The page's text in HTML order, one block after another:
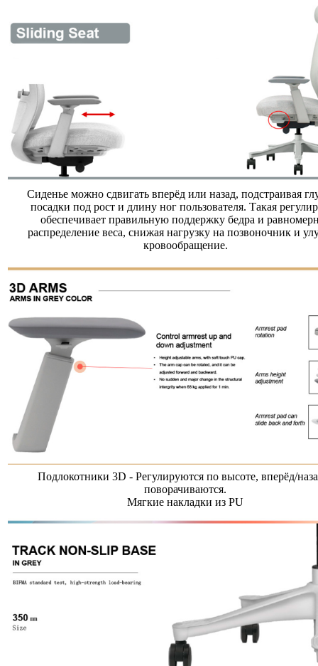
Сиденье можно сдвигать вперёд или назад, подстраивая
посадки под рост и длину ног пользователя. Такая
обеспечивает правильную поддержку бедра и
распределение веса, снижая нагрузку на позвоночник и
кровообращение.
Подлокотники 3D - Регулируются по высоте, вперёд/
поворачиваются.
Мягкие накладки из PU